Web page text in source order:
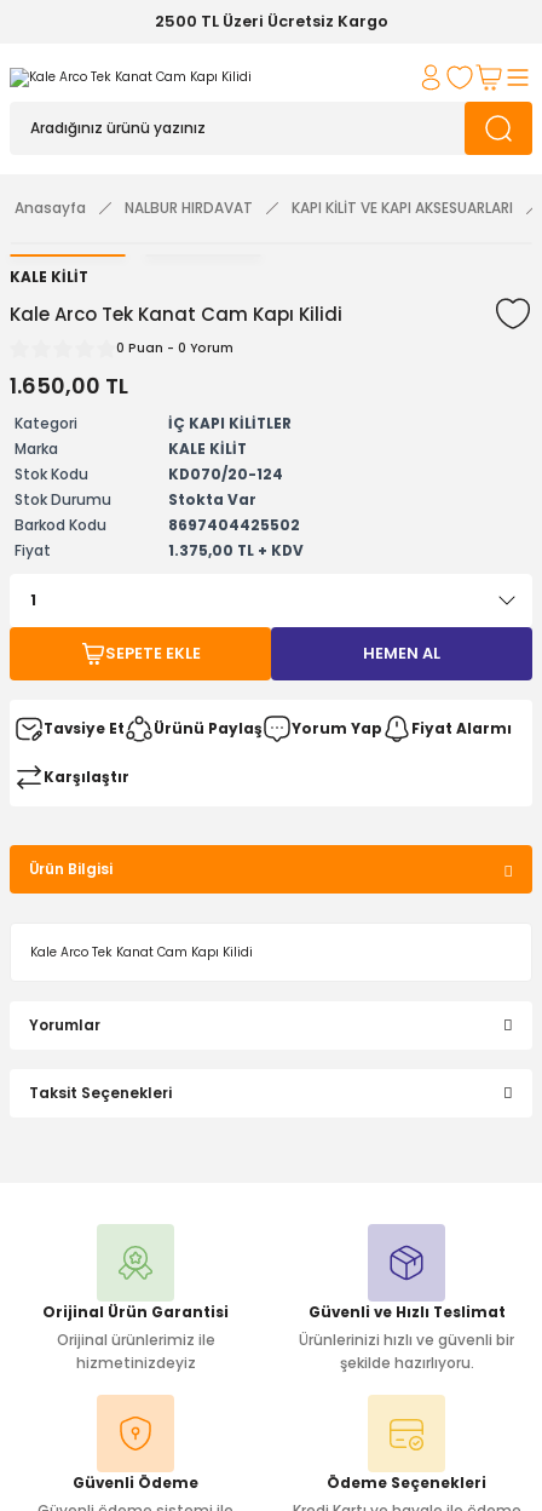
2500 TL Üzeri Ücretsiz Kargo
Anasayfa NALBUR HIRDAVAT KAPI KİLİT VE KAPI AKSESUARLARI
KALE KİLİT
Kale Arco Tek Kanat Cam Kapı Kilidi
0 Puan - 0 Yorum
1.650,00 TL
Kategori
İÇ KAPI KİLİTLER
Marka
KALE KİLİT
Stok Kodu
KD070/20-124
Stok Durumu
Stokta Var
Barkod Kodu
8697404425502
Fiyat
1.375,00 TL + KDV
SEPETE EKLE HEMEN AL
Tavsiye Et Ürünü Paylaş Yorum Yap Fiyat Alarmı
Karşılaştır
Ürün Bilgisi
Kale Arco Tek Kanat Cam Kapı Kilidi
Yorumlar
Taksit Seçenekleri
Orijinal Ürün Garantisi
Orijinal ürünlerimiz ile
hizmetinizdeyiz
Güvenli ve Hızlı Teslimat
Ürünlerinizi hızlı ve güvenli bir
şekilde hazırlıyoru.
Güvenli Ödeme
Ödeme Seçenekleri